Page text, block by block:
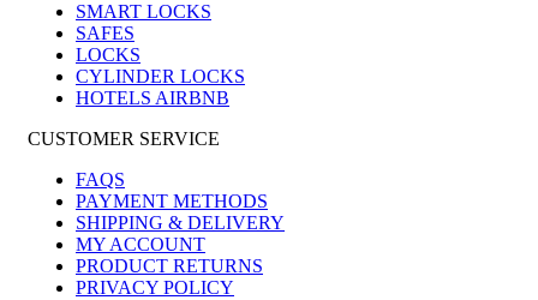
SMART LOCKS
SAFES
LOCKS
CYLINDER LOCKS
HOTELS AIRBNB
CUSTOMER SERVICE
FAQS
PAYMENT METHODS
SHIPPING & DELIVERY
MY ACCOUNT
PRODUCT RETURNS
PRIVACY POLICY